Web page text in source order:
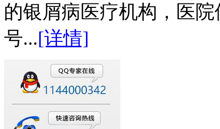
的银屑病医疗机构，医
号...[详情]